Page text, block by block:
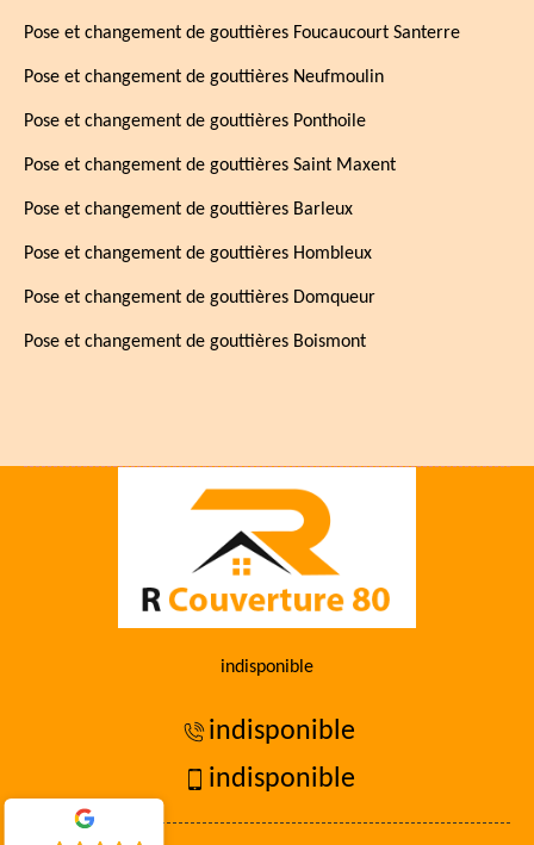
Pose et changement de gouttières Foucaucourt Santerre
Pose et changement de gouttières Neufmoulin
Pose et changement de gouttières Ponthoile
Pose et changement de gouttières Saint Maxent
Pose et changement de gouttières Barleux
Pose et changement de gouttières Hombleux
Pose et changement de gouttières Domqueur
Pose et changement de gouttières Boismont
indisponible
indisponible
indisponible